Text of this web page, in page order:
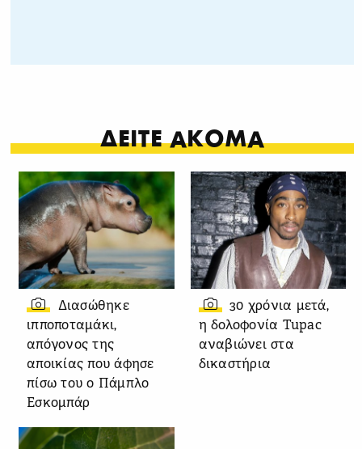
ΔΕΙΤΕ ΑΚΟΜΑ
Διασώθηκε
ιπποποταμάκι,
απόγονος της
αποικίας που άφησε
πίσω του ο Πάμπλο
Εσκομπάρ
30 χρόνια μετά,
η δολοφονία Tupac
αναβιώνει στα
δικαστήρια